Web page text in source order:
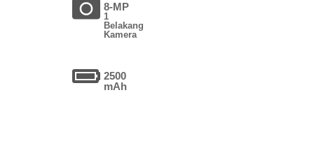
8-MP
1
Belakang
Kamera
2500
mAh